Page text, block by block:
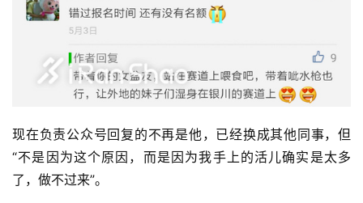
现在负责公众号回复的不再是他，已经换成其他同事，但
“不是因为这个原因，而是因为我手上的活儿确实是太多
了，做不过来”。